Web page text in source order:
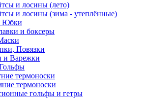
и лосины (лето)
и лосины (зима - утеплённые)
Юбки
и боксеры
Повязки
и Варежки
термоноски
термоноски
гольфы и гетры